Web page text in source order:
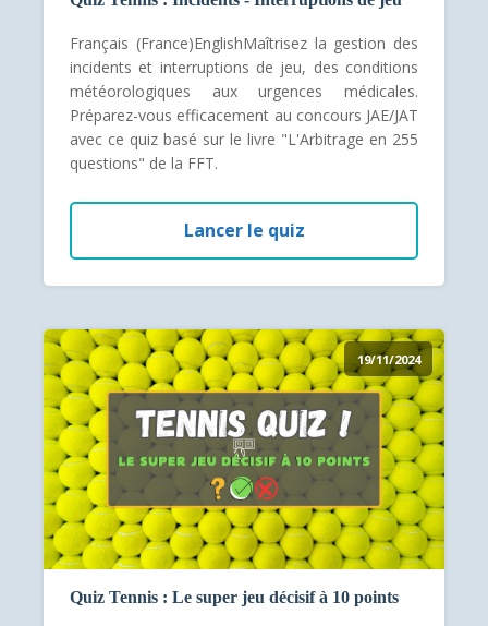
Français (France)EnglishMaîtrisez la gestion des
incidents et interruptions de jeu, des conditions
météorologiques aux urgences médicales.
Préparez-vous efficacement au concours JAE/JAT
avec ce quiz basé sur le livre "L'Arbitrage en 255
questions" de la FFT.
Lancer le quiz
19/11/2024
Quiz Tennis : Le super jeu décisif à 10 points